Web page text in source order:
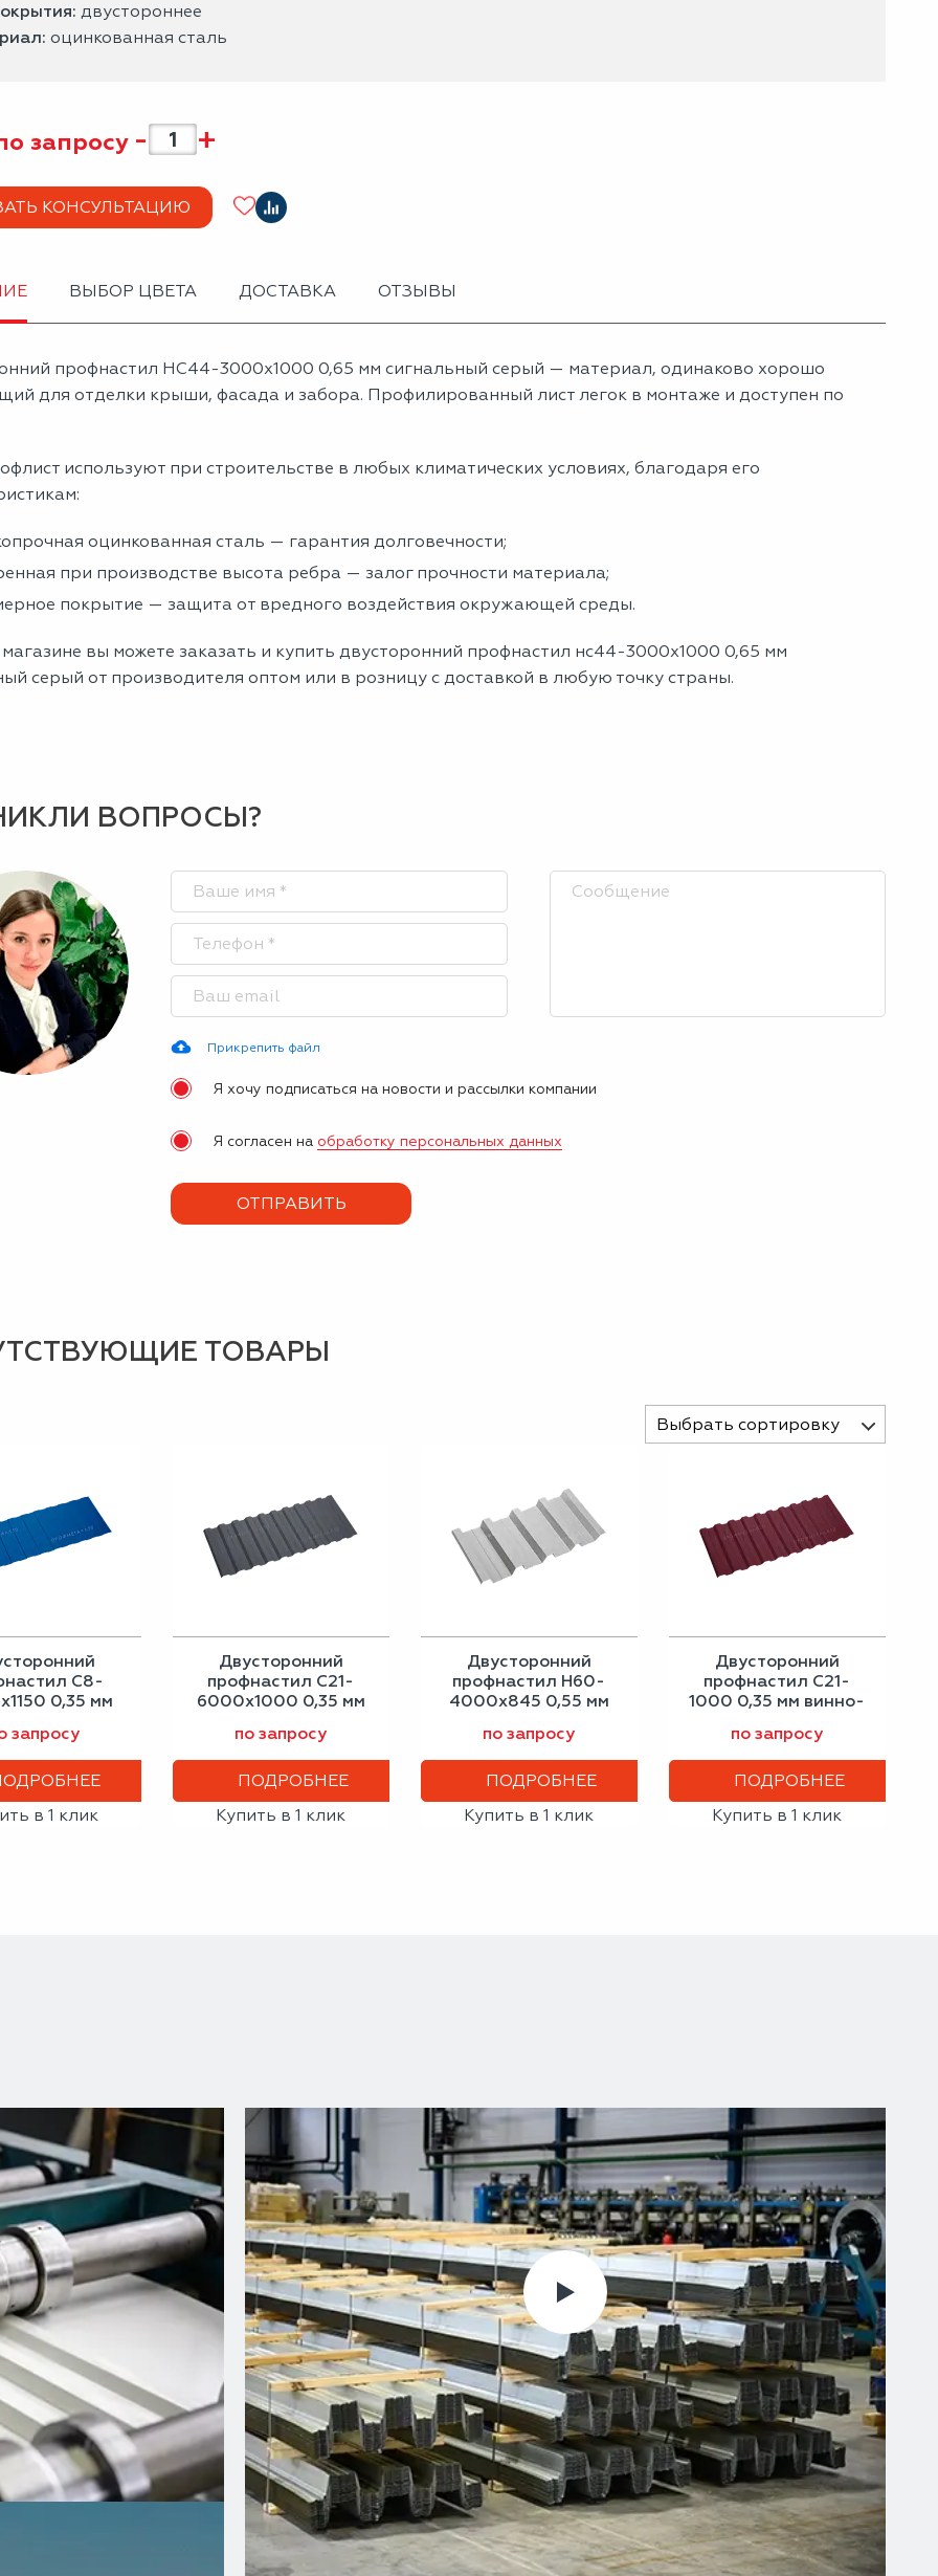
двустороннее
оцинкованная сталь
запросу - +
КОНСУЛЬТАЦИЮ
ВЫБОР ЦВЕТА ДОСТАВКА ОТЗЫВЫ
профнастил НС44-3000х1000 0,65 мм сигнальный серый — материал, одинаково хорошо
для отделки крыши, фасада и забора. Профилированный лист легок в монтаже и доступен по
используют при строительстве в любых климатических условиях, благодаря его
оцинкованная сталь — гарантия долговечности;
при производстве высота ребра — залог прочности материала;
покрытие — защита от вредного воздействия окружающей среды.
вы можете заказать и купить двусторонний профнастил нс44-3000х1000 0,65 мм
серый от производителя оптом или в розницу с доставкой в любую точку страны.
ВОПРОСЫ?
Прикрепить файл
Я хочу подписаться на новости и рассылки компании
Я согласен на обработку персональных данных
ТОВАРЫ
Выбрать сортировку
С8-
0,35 мм
запросу
в 1 клик
Двусторонний
профнастил С21-
6000х1000 0,35 мм
по запросу
ПОДРОБНЕЕ
Купить в 1 клик
Двусторонний
профнастил Н60-
4000х845 0,55 мм
по запросу
ПОДРОБНЕЕ
Купить в 1 клик
Двусторонний
профнастил С21-
1000 0,35 мм винно-
по запросу
ПОДРОБНЕЕ
Купить в 1 клик